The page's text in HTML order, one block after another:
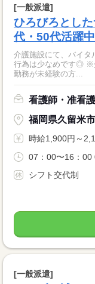
[一般派遣]
ひろびろとし
代・50代活躍中
介護施設にて、バイタ
行為は少なめです◎ ※介護のお仕事ではありません ※介護施設での
勤務が未経験の方...
看護師・准看
福岡県久留米
時給1,900円～
07：00〜16：00
シフト交代制
[一般派遣]